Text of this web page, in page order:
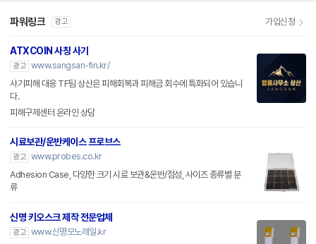
파워링크 광고 가입신청
ATXCOIN 사칭 사기
광고 www.sangsan-fin.kr/
사기피해 대응 TF팀 상산은 피해회복과 피해금 회수에 특화되어 있습니
다.
피해구제센터 온라인 상담
시료보관/운반케이스 프로브스
광고 www.probes.co.kr
Adhesion Case, 다양한 크기 시료 보관&운반/점성, 사이즈 종류별 분
류
신명 키오스크 제작 전문업체
광고 www.신명모노레일.kr